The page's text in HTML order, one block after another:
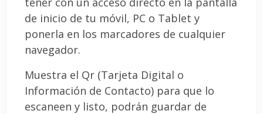
de inicio de tu móvil, PC o Tablet y
ponerla en los marcadores de cualquier
navegador.
Muestra el Qr (Tarjeta Digital o
Información de Contacto) para que lo
escaneen y listo, podrán guardar de